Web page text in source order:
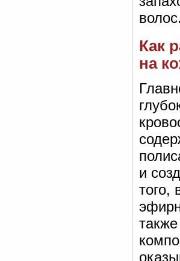
волос.
Как
на
и
того,